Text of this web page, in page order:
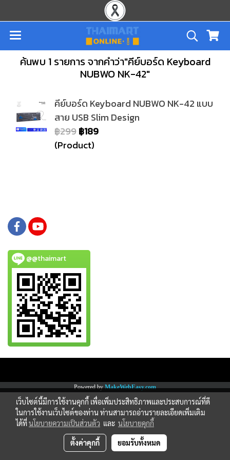
ค้นพบ 1 รายการ จากคำว่า"คีย์บอร์ด Keyboard
NUBWO NK-42"
คีย์บอร์ด Keyboard NUBWO NK-42 แบบ
สาย USB Slim Design
฿299฿189
(Product)
@@thaimart
Powered byMakeWebEasy.com
เว็บไซต์นี้มีการใช้งานคุกกี้ เพื่อเพิ่มประสิทธิภาพและประสบการณ์ที่ดี
ในการใช้งานเว็บไซต์ของท่าน ท่านสามารถอ่านรายละเอียดเพิ่มเติม
ได้ที่นโยบายความเป็นส่วนตัว และ นโยบายคุกกี้
ตั้งค่าคุกกี้ ยอมรับทั้งหมด